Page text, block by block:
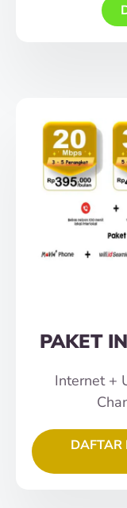
PAKET
Internet +
DAFTAR